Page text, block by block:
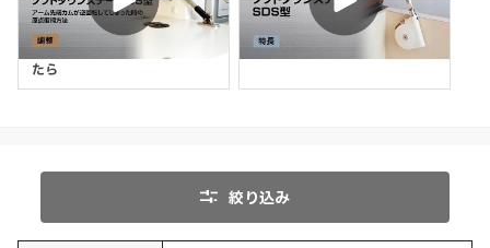
調整
アーム先端が逆回転してしまっ
たら
特長
絞り込み